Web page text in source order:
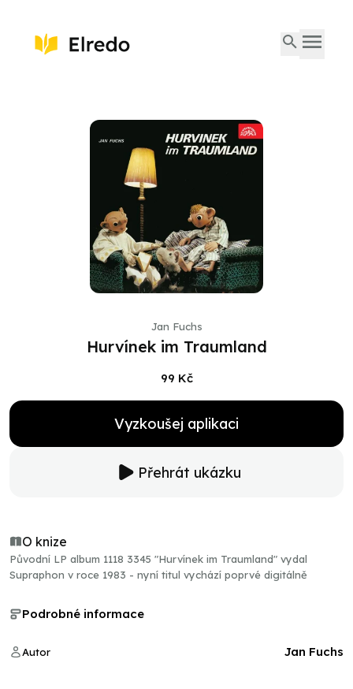
Jan Fuchs
Hurvínek im Traumland
99 Kč
Vyzkoušej aplikaci
Přehrát ukázku
O knize
Původní LP album 1118 3345 "Hurvínek im Traumland" vydal
Supraphon v roce 1983 - nyní titul vychází poprvé digitálně
Podrobné informace
Autor Jan Fuchs